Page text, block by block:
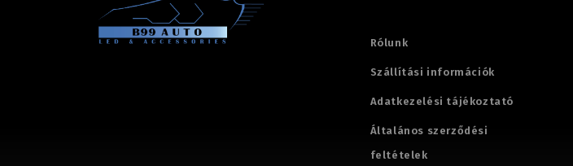
Rólunk
Szállítási információk
Adatkezelési tájékoztató
Általános szerződési
feltételek